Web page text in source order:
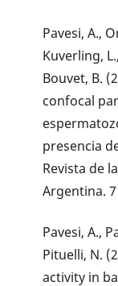
Pavesi, A.,
Kuverling,
Bouvet, B.
confocal
presencia
Revista de
Argentina.
Pavesi, A.,
Pituelli, N.
activity in